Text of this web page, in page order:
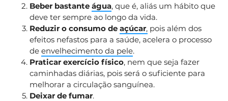
Beber bastante água, que é, aliás um hábito que
deve ter sempre ao longo da vida.
Reduzir o consumo de açúcar, pois além dos
efeitos nefastos para a saúde, acelera o processo
de envelhecimento da pele.
Praticar exercício físico, nem que seja fazer
caminhadas diárias, pois será o suficiente para
melhorar a circulação sanguínea.
Deixar de fumar.